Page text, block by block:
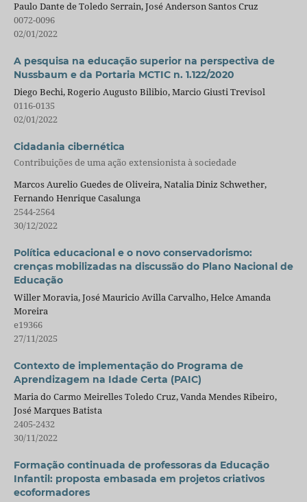
Paulo Dante de Toledo Serrain, José Anderson Santos Cruz
0072-0096
02/01/2022
A pesquisa na educação superior na perspectiva de
Nussbaum e da Portaria MCTIC n. 1.122/2020
Diego Bechi, Rogerio Augusto Bilibio, Marcio Giusti Trevisol
0116-0135
02/01/2022
Cidadania cibernética
Contribuições de uma ação extensionista à sociedade
Marcos Aurelio Guedes de Oliveira, Natalia Diniz Schwether,
Fernando Henrique Casalunga
2544-2564
30/12/2022
Política educacional e o novo conservadorismo:
crenças mobilizadas na discussão do Plano Nacional de
Educação
Willer Moravia, José Mauricio Avilla Carvalho, Helce Amanda
Moreira
e19366
27/11/2025
Contexto de implementação do Programa de
Aprendizagem na Idade Certa (PAIC)
Maria do Carmo Meirelles Toledo Cruz, Vanda Mendes Ribeiro,
José Marques Batista
2405-2432
30/11/2022
Formação continuada de professoras da Educação
Infantil: proposta embasada em projetos criativos
ecoformadores